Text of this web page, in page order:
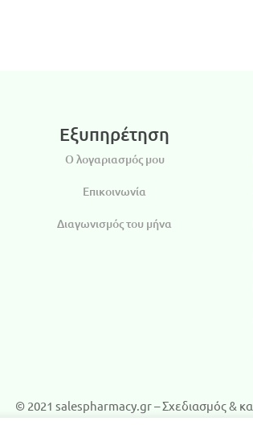
Εξυπηρέτηση
Ο λογαριασμός μου
Επικοινωνία
Διαγωνισμός του μήνα
© 2021 salespharmacy.gr – Σχεδιασμός &